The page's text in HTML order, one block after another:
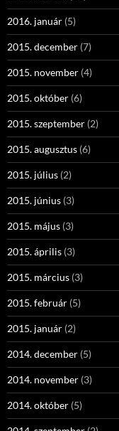
2016. január (5)
2015. december (7)
2015. november (4)
2015. október (6)
2015. szeptember (2)
2015. augusztus (6)
2015. július (2)
2015. június (3)
2015. május (3)
2015. április (3)
2015. március (3)
2015. február (5)
2015. január (2)
2014. december (5)
2014. november (3)
2014. október (5)